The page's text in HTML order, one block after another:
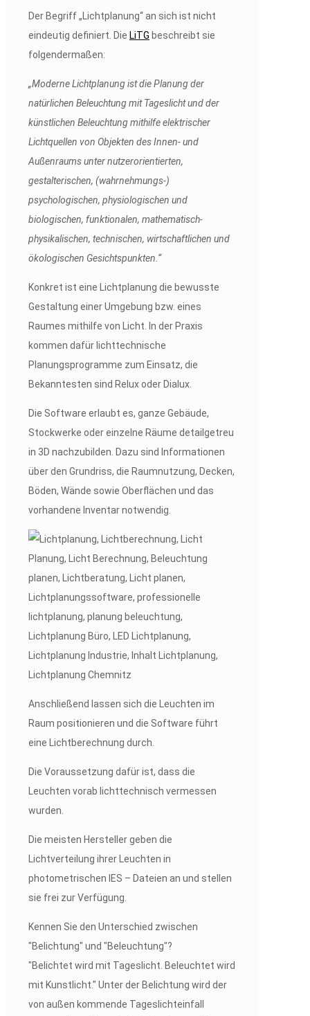
Der Begriff „Lichtplanung“ an sich ist nicht
eindeutig definiert. Die LiTG beschreibt sie
folgendermaßen:
„Moderne Lichtplanung ist die Planung der
natürlichen Beleuchtung mit Tageslichtund der
künstlichen Beleuchtung mithilfe elektrischer
Lichtquellen von Objekten des Innen- und
Außenraums unter nutzerorientierten,
gestalterischen, (wahrnehmungs-)
psychologischen, physiologischen und
biologischen, funktionalen, mathematisch-
physikalischen, technischen, wirtschaftlichen und
ökologischen Gesichtspunkten.“
Konkret ist eine Lichtplanung die bewusste
Gestaltung einer Umgebung bzw. eines
Raumes mithilfe von Licht. In der Praxis
kommen dafür lichttechnische
Planungsprogramme zum Einsatz, die
Bekanntesten sind Relux oder Dialux.
Die Software erlaubt es, ganze Gebäude,
Stockwerke oder einzelne Räume detailgetreu
in 3D nachzubilden. Dazu sind Informationen
über den Grundriss, die Raumnutzung, Decken,
Böden, Wände sowie Oberflächen und das
vorhandene Inventar notwendig.
Anschließend lassen sich die Leuchten im
Raum positionieren und die Software führt
eine Lichtberechnung durch.
Die Voraussetzung dafür ist, dass die
Leuchten vorab lichttechnisch vermessen
wurden.
Die meisten Hersteller geben die
Lichtverteilung ihrer Leuchten in
photometrischen IES – Dateien an und stellen
sie frei zur Verfügung.
Kennen Sie den Unterschied zwischen
"Belichtung" und "Beleuchtung"?
"Belichtet wird mit Tageslicht. Beleuchtet wird
mit Kunstlicht." Unter der Belichtung wird der
von außen kommende Tageslichteinfall